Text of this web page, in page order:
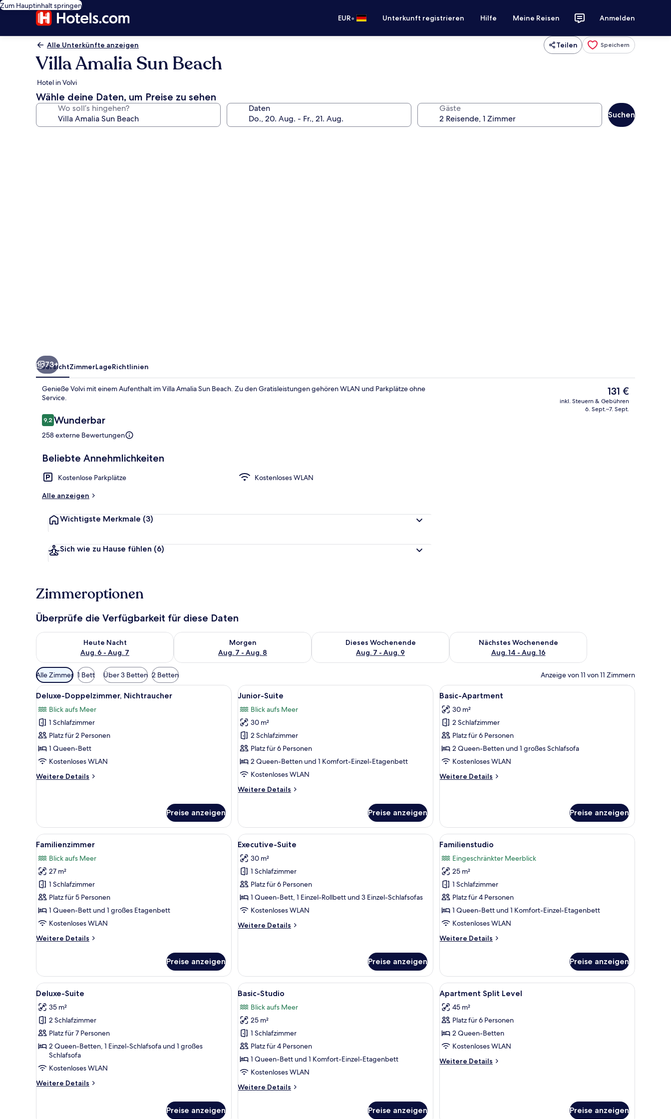
Zum Hauptinhalt springen
EUR• Unterkunft registrieren Hilfe Meine Reisen Anmelden
Alle Unterkünfte anzeigen Teilen Speichern
Villa Amalia Sun Beach
Hotel in Volvi
Wähle deine Daten, um Preise zu sehen
Wo soll’s hingehen? Daten Gäste
Suchen
Basic-Apartment | Laptopgeeigneter Arbeitsplatz, schallisolierte Zimmer, kostenloses
Außenbereich
73+
ÜbersichtZimmerLageRichtlinien
Genieße Volvi mit einem Aufenthalt im Villa Amalia Sun Beach. Zu den Gratisleistungen gehören WLAN und Parkplätze ohne
Service.
Bewertungen
9,29,2 von 10.
Wunderbar
258 externe Bewertungen
Beliebte Annehmlichkeiten
Kostenlose Parkplätze
Kostenloses WLAN
Alle anzeigen
Wichtigste Merkmale (3)
Sich wie zu Hause fühlen (6)
Der
aktuelle
Preis
131 €
inkl. Steuern & Gebühren
6. Sept.–7. Sept.
Zimmeroptionen
Überprüfe die Verfügbarkeit für diese Daten
Heute Nacht
Aug. 6 - Aug. 7
Überprüfe die Verfügbarkeit für heute Nacht, Aug. 6 - Aug. 7.
Morgen
Aug. 7 - Aug. 8
Überprüfe die Verfügbarkeit für morgen, Aug. 7 - Aug. 8.
Dieses Wochenende
Aug. 7 - Aug. 9
Überprüfe die Verfügbarkeit für dieses Wochenende, Aug. 7 - Aug. 9.
Nächstes Wochenende
Aug. 14 - Aug. 16
Überprüfe die Verfügbarkeit für nächstes Wochenende, Aug.
Verfügbare
Filter
für
Alle Zimmer 1 Bett Über 3 Betten 2 Betten Anzeige von 11 von 11 Zimmern
Alle
Fotos
für
Deluxe-
Doppelzimmer,
Nichtraucher
anzeigen
Deluxe-Doppelzimmer, Nichtraucher | Laptopgeeigneter Arbeitsplatz, schallisolierte Zimmer, kostenloses WLAN
8
Deluxe-Doppelzimmer, Nichtraucher
Blick aufs Meer
1 Schlafzimmer
Platz für 2 Personen
1 Queen-Bett
Kostenloses WLAN
Weitere Details
Weitere
Nichtraucher
Preise anzeigen
Alle
Fotos
für
Junior-
Suite
anzeigen
Ein Hotelzimmer mit Bett, Fernseher, Badezimmer und einer Glastür zum Balkon.
10
Junior-Suite
Blick aufs Meer
30 m²
2 Schlafzimmer
Platz für 6 Personen
2 Queen-Betten und 1 Komfort-Einzel-Etagenbett
Kostenloses WLAN
Weitere Details
Weitere
Suite
Preise anzeigen
Alle
Fotos
für
Basic-
Apartment
anzeigen
Basic-Apartment | Laptopgeeigneter
11
Basic-Apartment
30 m²
2 Schlafzimmer
Platz für 6 Personen
2 Queen-Betten und 1 großes Schlafsofa
Kostenloses WLAN
Weitere Details
Weitere
Preise anzeigen
Alle
Fotos
für
Familienzimmer
anzeigen
Ein Hotelzimmer mit einem Einzelbett, einem Etagenbett, einem Schreibtisch mit Blumenvase und einer Schiebetür zum Außenbereich.
9
Familienzimmer
Blick aufs Meer
27 m²
1 Schlafzimmer
Platz für 5 Personen
1 Queen-Bett und 1 großes Etagenbett
Kostenloses WLAN
Weitere Details
Weitere
Preise anzeigen
Alle
Fotos
für
Executive-
Suite
anzeigen
Executive-Suite | Laptopgeeigneter Arbeitsplatz, schallisolierte Zimmer, kostenloses WLAN
7
Executive-Suite
30 m²
1 Schlafzimmer
Platz für 6 Personen
1 Queen-Bett, 1 Einzel-Rollbett und 3 Einzel-Schlafsofas
Kostenloses WLAN
Weitere Details
Weitere
Preise anzeigen
Alle
Fotos
für
Familienstudio
anzeigen
Ein Hotelzimmer mit Etagenbett, einem
7
Familienstudio
Eingeschränkter Meerblick
25 m²
1 Schlafzimmer
Platz für 4 Personen
1 Queen-Bett und 1 Komfort-Einzel-Etagenbett
Kostenloses WLAN
Weitere Details
Weitere
Preise anzeigen
Alle
Fotos
für
Deluxe-
Suite
anzeigen
Ein Schlafzimmer mit einem Bett, einem Schreibtisch, einem Fernseher und einem Kleiderschrank.
9
Deluxe-Suite
35 m²
2 Schlafzimmer
Platz für 7 Personen
2 Queen-Betten, 1 Einzel-Schlafsofa und 1 großes
Schlafsofa
Kostenloses WLAN
Weitere Details
Weitere
Preise anzeigen
Alle
Fotos
für
Basic-
Studio
anzeigen
Ein Hotelzimmer mit einem Stockbett, einem Schreibtisch mit Spiegel und einem wandmontierten
9
Basic-Studio
Blick aufs Meer
25 m²
1 Schlafzimmer
Platz für 4 Personen
1 Queen-Bett und 1 Komfort-Einzel-Etagenbett
Kostenloses WLAN
Weitere Details
Weitere
Preise anzeigen
Alle
Fotos
für
Apartment
Split
Level
anzeigen
Laptopgeeigneter Arbeitsplatz,
9
Apartment Split Level
45 m²
Platz für 6 Personen
2 Queen-Betten
Kostenloses WLAN
Weitere Details
Weitere
Preise anzeigen